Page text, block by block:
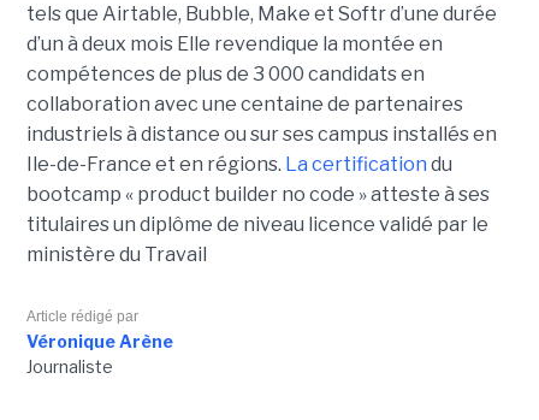
tels que Airtable, Bubble, Make et Softr d’une durée
d’un à deux mois Elle revendique la montée en
compétences de plus de 3 000 candidats en
collaboration avec une centaine de partenaires
industriels à distance ou sur ses campus installés en
Ile-de-France et en régions. La certification du
bootcamp « product builder no code » atteste à ses
titulaires un diplôme de niveau licence validé par le
ministère du Travail
Article rédigé par
Véronique Arène
Journaliste